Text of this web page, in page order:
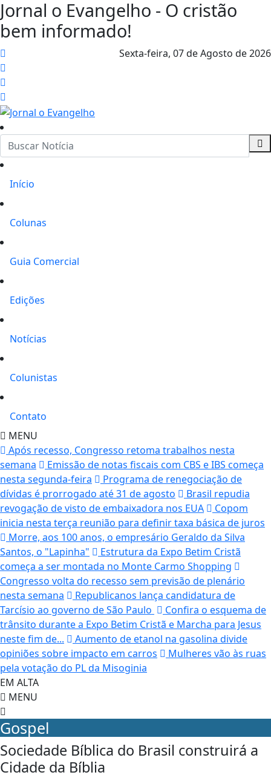
Jornal o Evangelho - O cristão
bem informado!
Sexta-feira, 07 de Agosto de 2026
Início
Colunas
Guia Comercial
Edições
Notícias
Colunistas
Contato
MENU
Após recesso, Congresso retoma trabalhos nesta
semana
Emissão de notas fiscais com CBS e IBS começa
nesta segunda-feira
Programa de renegociação de
dívidas é prorrogado até 31 de agosto
Brasil repudia
revogação de visto de embaixadora nos EUA
Copom
inicia nesta terça reunião para definir taxa básica de juros
Morre, aos 100 anos, o empresário Geraldo da Silva
Santos, o "Lapinha"
Estrutura da Expo Betim Cristã
começa a ser montada no Monte Carmo Shopping
Congresso volta do recesso sem previsão de plenário
nesta semana
Republicanos lança candidatura de
Tarcísio ao governo de São Paulo
Confira o esquema de
trânsito durante a Expo Betim Cristã e Marcha para Jesus
neste fim de...
Aumento de etanol na gasolina divide
opiniões sobre impacto em carros
Mulheres vão às ruas
pela votação do PL da Misoginia
EM ALTA
MENU
Gospel
Sociedade Bíblica do Brasil construirá a
Cidade da Bíblia